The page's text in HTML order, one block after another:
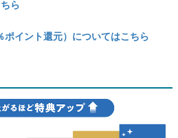
ら
イント還元）についてはこちら